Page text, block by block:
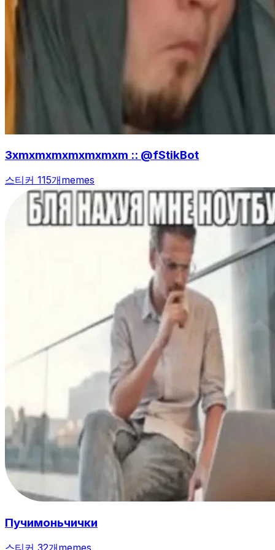
3xmxmxmxmxmxmxm :: @fStikBot
스티커 115개memes
Пучимоньчички
스티커 32개memes